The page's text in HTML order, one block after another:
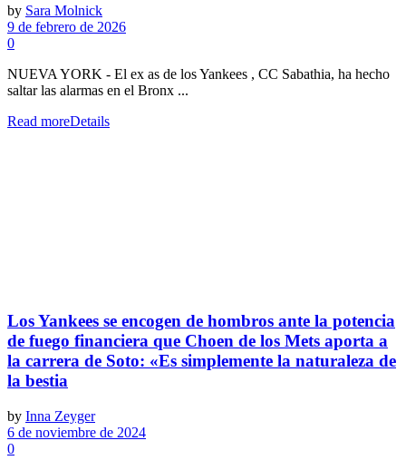
by Sara Molnick
9 de febrero de 2026
0
NUEVA YORK - El ex as de los Yankees , CC Sabathia, ha hecho
saltar las alarmas en el Bronx ...
Read moreDetails
Los Yankees se encogen de hombros ante la potencia
de fuego financiera que Choen de los Mets aporta a
la carrera de Soto: «Es simplemente la naturaleza de
la bestia
by Inna Zeyger
6 de noviembre de 2024
0